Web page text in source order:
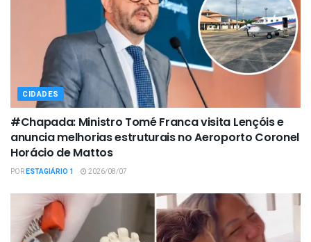
CIDADES
#Chapada: Ministro Tomé Franca visita Lençóis e
anuncia melhorias estruturais no Aeroporto Coronel
Horácio de Mattos
PORESTAGIÁRIO 1 2026/08/07